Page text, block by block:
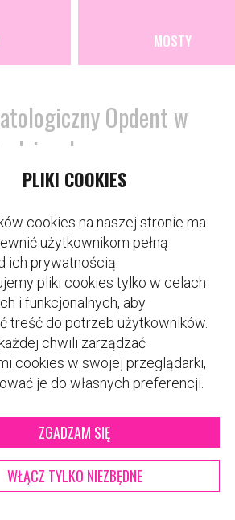
MOSTY
Opdent w
stomatologicznych
Sprawimy, że będą równe, białe, a
i wolne od bakterii. Jak
zabiegów dentystycznych,
a kończąc na chirurgii
medycynie estetycznej.
to ozdoba, dzięki której poczujesz
białe zębyodejmują lat
a co za tym idzie – łatwiej
Co więcej, zadbane zęby
i dbałości o cały organizm.
z pewnością osoba preferująca
Opdent zadbamy o to, żebyś przez
pięknym, zdrowym uśmiechem i
PLIKI COOKIES
cookies na naszej stronie ma
użytkownikom pełną
ich prywatnością.
pliki cookies tylko w celach
i funkcjonalnych, aby
treść do potrzeb użytkowników.
chwili zarządzać
cookies w swojej przeglądarki,
je do własnych preferencji.
ZGADZAM SIĘ
WŁĄCZ TYLKO NIEZBĘDNE